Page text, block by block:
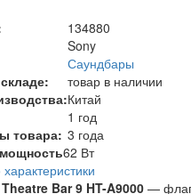
134880
Sony
Саундбары
товар в наличии
Китай
1 год
товара: 3 года
62 Вт
Bar 9 HT-A9000 —